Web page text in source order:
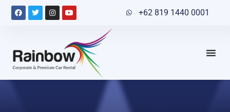
+62 819 1440 0001